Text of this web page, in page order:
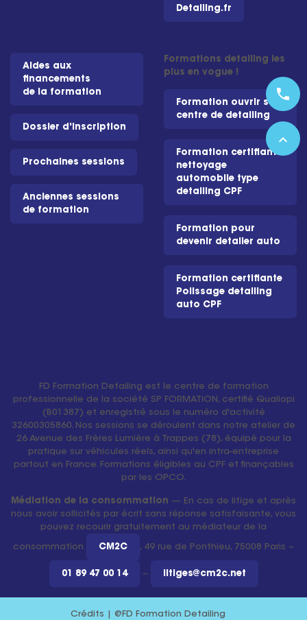
Detailing.fr
Aides aux
financements
de la formation
Dossier d'inscription
Prochaines sessions
Anciennes sessions
de formation
Formations detailing les
plus en vogue !
Formation ouvrir son
centre de detailing
Formation certifiante
nettoyage
automobile type
detailing CPF
Formation pour
devenir detailer auto
Formation certifiante
Polissage detailing
auto CPF
FD Formation Detailing est le centre de formation
professionnelle de la société SP FORMATION, certifié Qualiopi
(B01387) et enregistré sous le numéro d'activité
32600305860. Nos sessions se déroulent dans notre atelier de
26 Avenue des Frères Lumière à Trappes (78), équipé pour la
pratique sur véhicules réels, ainsi qu'en intra-entreprise
partout en France. Formations éligibles au CPF et finançables
par les OPCO.
Médiation de la consommation — En cas de litige et après
nous avoir sollicités par écrit sans réponse satisfaisante, vous
pouvez recourir gratuitement au médiateur de la
consommation CM2C , 49 rue de Ponthieu, 75008 Paris –
01 89 47 00 14 – litiges@cm2c.net
Crédits | @FD Formation Detailing
phone
expand_less